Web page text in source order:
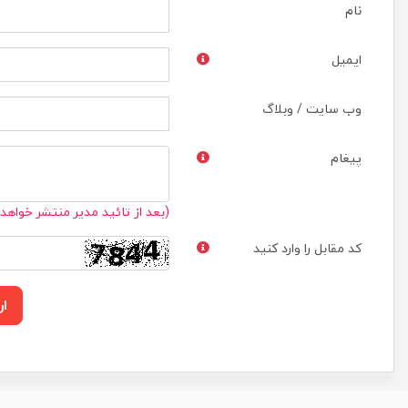
نام
ایمیل
وب سایت / وبلاگ
پیغام
(بعد از تائید مدیر منتشر
کد مقابل را وارد کنید